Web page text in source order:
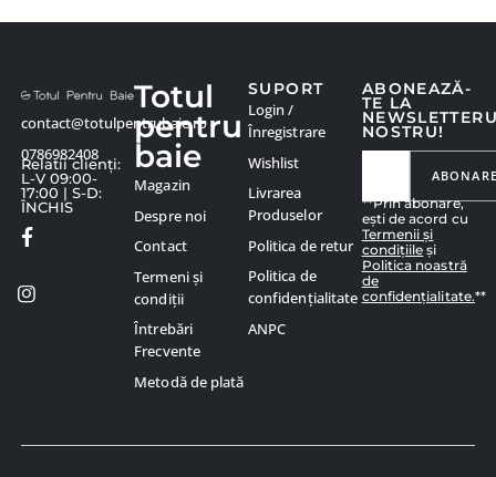
contact@totulpentrubaie.ro
0786982408
Relatii clienți:
L-V 09:00-
17:00 | S-D:
ÎNCHIS
ABONEAZĂ-
TE LA
NOSTRU!
**Prin abonare,
ești de acord cu
Termenii și
condițiile și
Politica noastră
de
confidențialitate.**
Totul
pentru
baie
Magazin
Despre noi
Contact
Termeni și
condiții
Întrebări
Frecvente
Metodă de plată
SUPORT
Login /
Înregistrare
Wishlist
Livrarea
Produselor
Politica de retur
Politica de
confidențialitate
ANPC